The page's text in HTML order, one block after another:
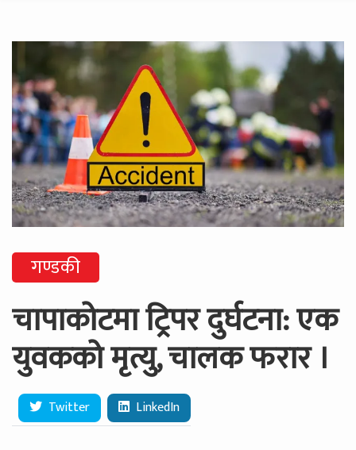
गण्डकी
चापाकोटमा ट्रिपर दुर्घटना: एक
युवकको मृत्यु, चालक फरार ।
Twitter LinkedIn